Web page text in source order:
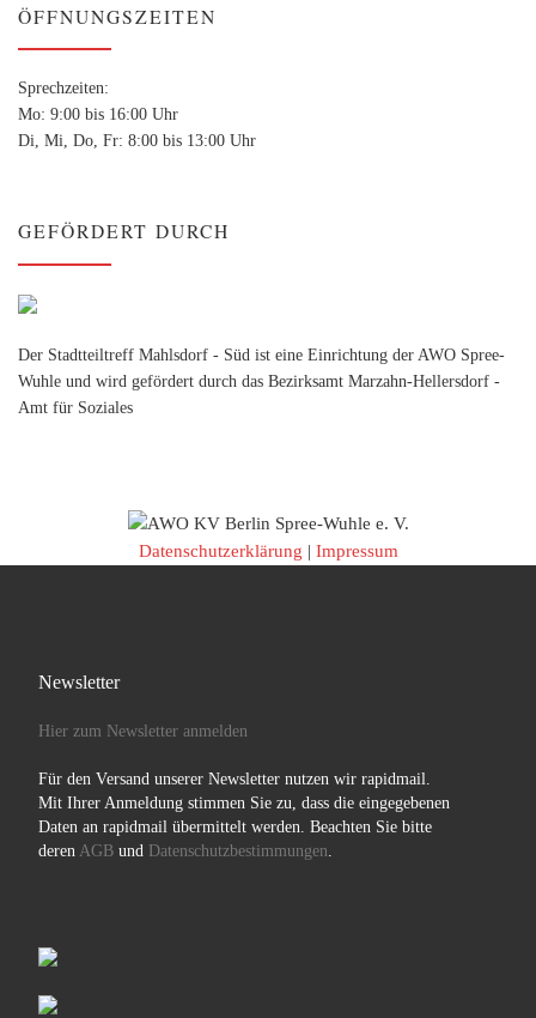
ÖFFNUNGSZEITEN
Sprechzeiten:
Mo: 9:00 bis 16:00 Uhr
Di, Mi, Do, Fr: 8:00 bis 13:00 Uhr
GEFÖRDERT DURCH
Der Stadtteiltreff Mahlsdorf - Süd ist eine Einrichtung der AWO Spree-
Wuhle und wird gefördert durch das Bezirksamt Marzahn-Hellersdorf -
Amt für Soziales
Datenschutzerklärung | Impressum
Newsletter
Hier zum Newsletter anmelden
Für den Versand unserer Newsletter nutzen wir rapidmail.
Mit Ihrer Anmeldung stimmen Sie zu, dass die eingegebenen
Daten an rapidmail übermittelt werden. Beachten Sie bitte
deren AGBund Datenschutzbestimmungen